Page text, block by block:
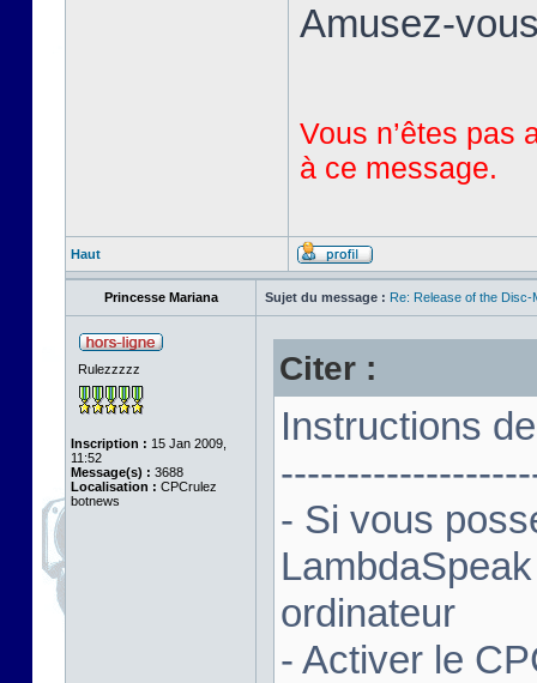
Amusez-
Vous n’êtes pas
à ce message.
Haut
Princesse Mariana Sujet du message : Re: Release of the
Rulezzzzz
Inscription : 15 Jan 2009,
11:52
Message(s) : 3688
Localisation : CPCrulez
botnews
Citer :
Instructions
- Si vous
ordinateur
- Activer le